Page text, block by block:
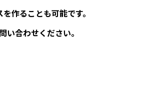
作ることも可能です。
い合わせください。